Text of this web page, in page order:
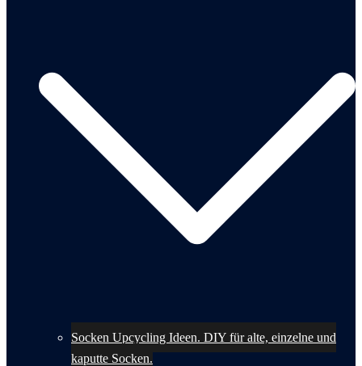
Socken Upcycling Ideen. DIY für alte, einzelne und
kaputte Socken.